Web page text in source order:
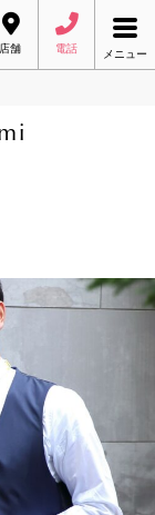
店舗 電話 メニュー